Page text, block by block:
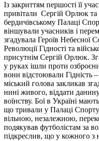
Із закриттям першості її
привітали Сергій Орлюк
бердичівському Палаці
віншували учасників і
згадувала Героїв Небесної
Революції Гідності та
присутнім Сергій Орлюк.
у руках ішли проти
вони відстоювали Гідність
міський голова закликав
нині живого, віддати
воїнству. Бої в Україні
що тривали у Палаці
вільною, незалежною,
подякував футболістам за
підкреслив, що у кожного з